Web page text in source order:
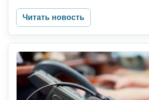
Читать новость